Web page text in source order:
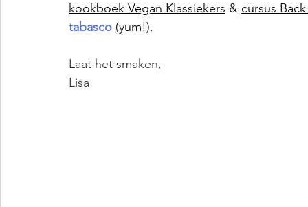
kookboek Vegan Klassiekers & cursus
tabasco (yum!).
Laat het smaken,
Lisa